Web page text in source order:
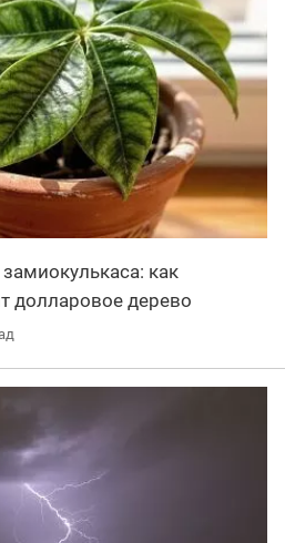
как
долларовое дерево